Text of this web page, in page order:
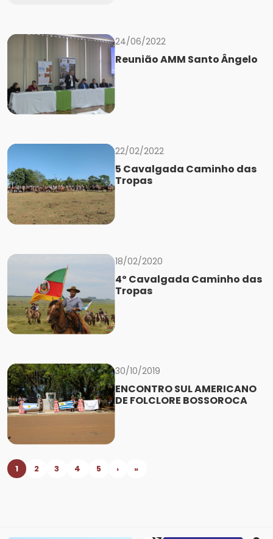
24/06/2022
Reunião AMM Santo Ângelo
22/02/2022
5 Cavalgada Caminho das
Tropas
18/02/2020
4º Cavalgada Caminho das
Tropas
30/10/2019
ENCONTRO SUL AMERICANO
DE FOLCLORE BOSSOROCA
1 2 3 4 5 › »